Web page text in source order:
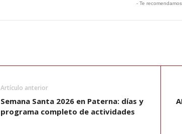
- Te
Artículo anterior
Semana Santa 2026 en Paterna: días y
programa completo de actividades